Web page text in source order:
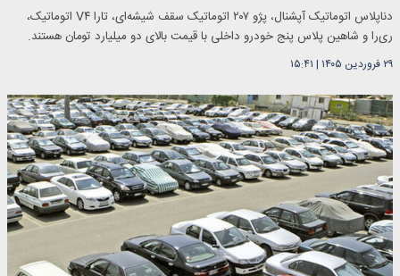
دناپلاس اتوماتیک آپشنال، پژو ۲۰۷ اتوماتیک سقف شیشه‌ای، تارا V۴ اتوماتیک،
ری‌را و شاهین پلاس پنج خودرو داخلی با قیمت بالای دو میلیارد تومان هستند.
۲۹ فروردین ۱۴۰۵ | ۱۵:۴۱